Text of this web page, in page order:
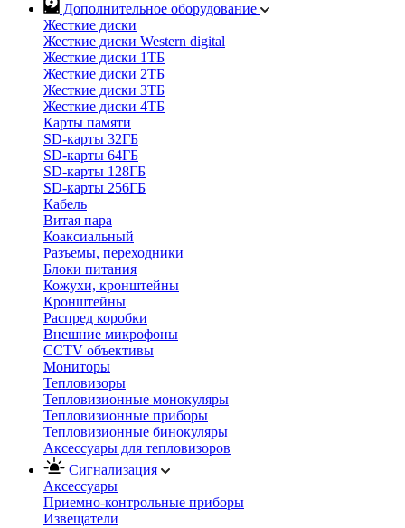
Дополнительное оборудование
Жесткие диски
Жесткие диски Western digital
Жесткие диски 1ТБ
Жесткие диски 2ТБ
Жесткие диски 3ТБ
Жесткие диски 4ТБ
Карты памяти
SD-карты 32ГБ
SD-карты 64ГБ
SD-карты 128ГБ
SD-карты 256ГБ
Кабель
Витая пара
Коаксиальный
Разъемы, переходники
Блоки питания
Кожухи, кронштейны
Кронштейны
Распред коробки
Внешние микрофоны
CCTV объективы
Мониторы
Тепловизоры
Тепловизионные монокуляры
Тепловизионные приборы
Тепловизионные бинокуляры
Аксессуары для тепловизоров
Сигнализация
Аксессуары
Приемно-контрольные приборы
Извещатели